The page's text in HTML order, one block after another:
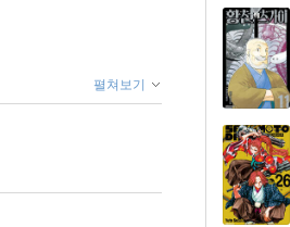
펼쳐보기